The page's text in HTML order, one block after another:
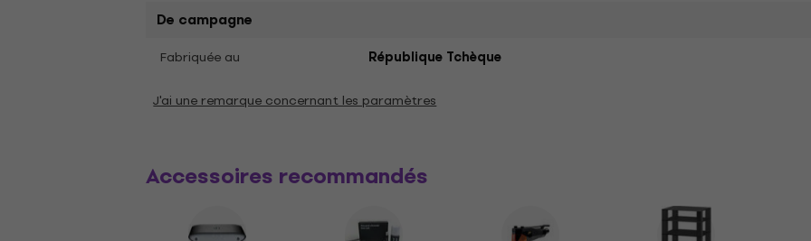
De campagne
Fabriquée au République Tchèque
J'ai une remarque concernant les paramètres
Accessoires recommandés